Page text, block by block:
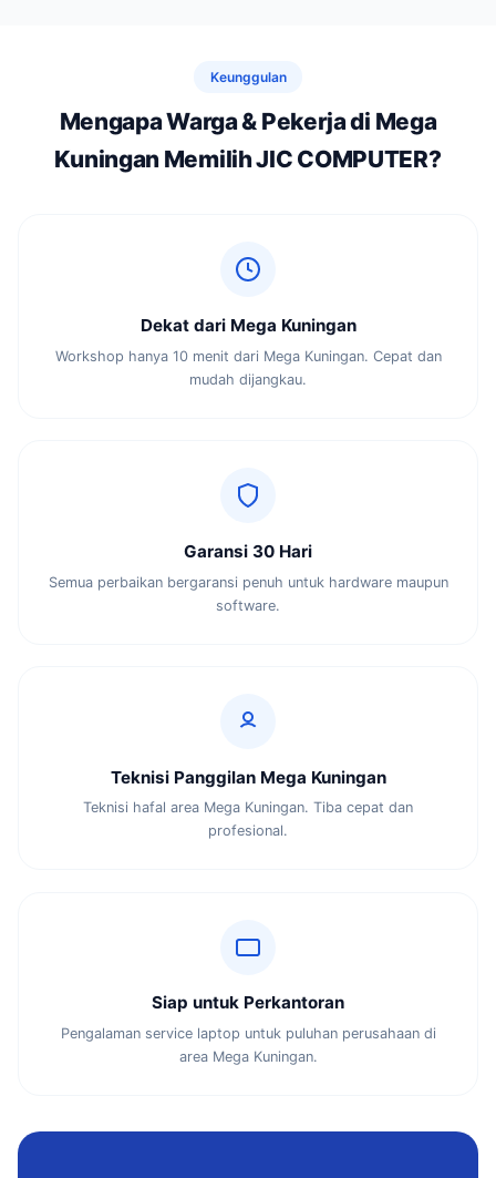
Keunggulan
Mengapa Warga & Pekerja di Mega
Kuningan Memilih JIC COMPUTER?
Dekat dari Mega Kuningan
Workshop hanya 10 menit dari Mega Kuningan. Cepat dan
mudah dijangkau.
Garansi 30 Hari
Semua perbaikan bergaransi penuh untuk hardware maupun
software.
Teknisi Panggilan Mega Kuningan
Teknisi hafal area Mega Kuningan. Tiba cepat dan
profesional.
Siap untuk Perkantoran
Pengalaman service laptop untuk puluhan perusahaan di
area Mega Kuningan.